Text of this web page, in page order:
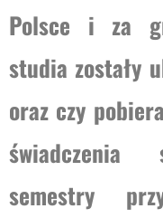
Polsce i za
studia zostały
oraz czy
świadczenia
semestry